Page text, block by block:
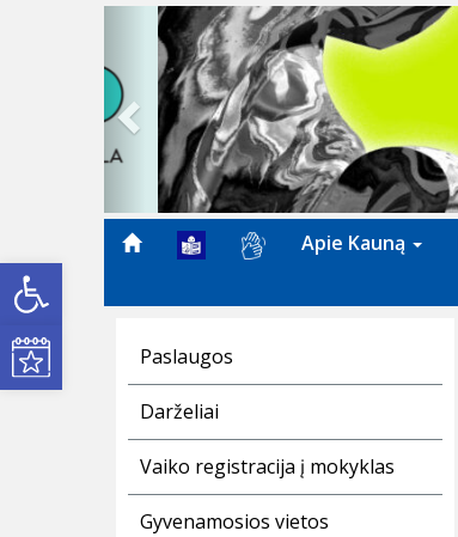
Open toolbar
Kultūros renginiai
Previous
Apie Kauną
Paslaugos
Darželiai
Vaiko registracija į mokyklas
Gyvenamosios vietos